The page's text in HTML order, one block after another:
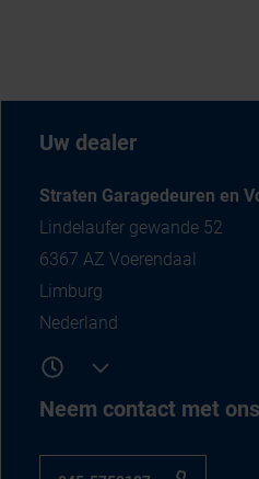
Uw dealer
Straten Garagedeuren en
Lindelaufer gewande 52
6367 AZ Voerendaal
Limburg
Nederland
Neem contact met